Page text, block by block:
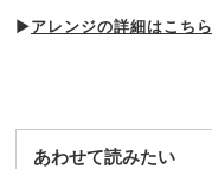
▶︎アレンジの詳細はこちら
あわせて読みたい